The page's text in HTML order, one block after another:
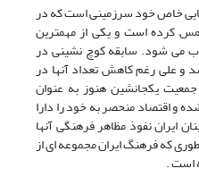
خاص خود سرزمینی است که در
کرده است و یکی از مهمترین
می شود. سابقه کوچ نشینی در
سال می رسد و علی رغم کاهش تعداد آنها در
یکجانشین هنوز به عنوان
و اقتصاد منحصر به خود را دارا
ایران نفوذ مظاهر فرهنگی آنها
که فرهنگ ایران مجموعه ای از
است .